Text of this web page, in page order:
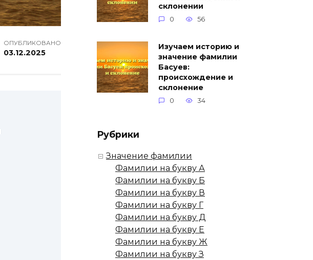
ОПУБЛИКОВАНО
03.12.2025
склонении
0 56
Изучаем историю и
значение фамилии
Басуев:
происхождение и
склонение
0 34
Рубрики
Значение фамилии
Фамилии на букву А
Фамилии на букву Б
Фамилии на букву В
Фамилии на букву Г
Фамилии на букву Д
Фамилии на букву Е
Фамилии на букву Ж
Фамилии на букву З